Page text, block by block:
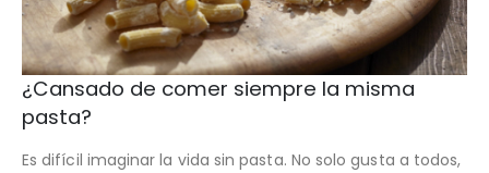
¿Cansado de comer siempre la misma
pasta?
Es difícil imaginar la vida sin pasta. No solo gusta a todos,